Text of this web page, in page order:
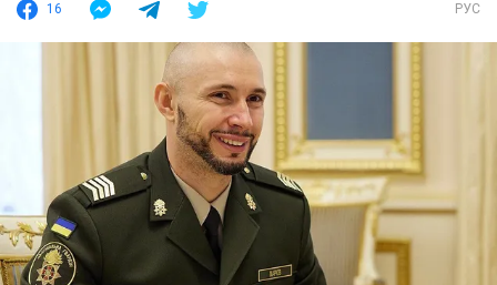
16 РУС